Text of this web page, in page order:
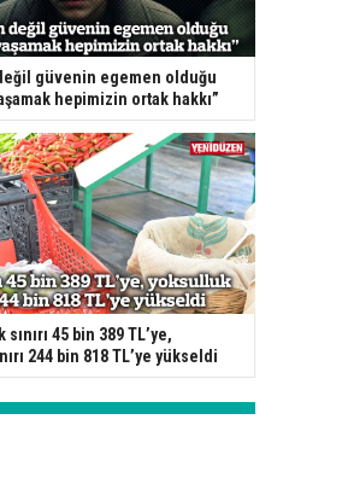
güvenin egemen olduğu
hepimizin ortak hakkı”
sınırı 45 bin 389 TL’ye,
244 bin 818 TL’ye yükseldi